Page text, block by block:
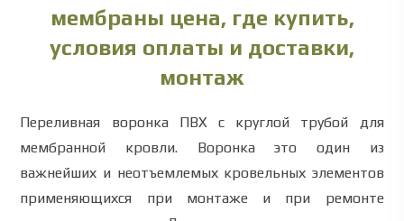
мембраны цена, где купить,
условия оплаты и доставки,
монтаж
Переливная воронка ПВХ с круглой трубой для
мембранной кровли. Воронка это один из
важнейших и неотъемлемых кровельных элементов
применяющихся при монтаже и при ремонте